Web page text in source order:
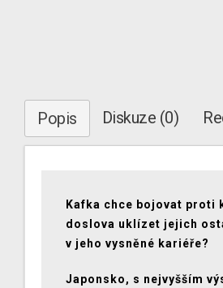
Popis Diskuze (0)
Kafka chce bojovat proti
doslova uklízet jejich
v jeho vysněné kariéře?
Japonsko, s nejvyšším